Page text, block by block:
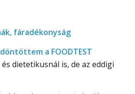
fáradékonyság
a FOODTEST
dietetikusnál is, de az eddigi